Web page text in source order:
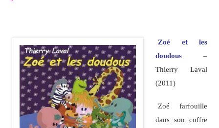
Zoé et les
doudous–
Thierry Laval
(2011)
Zoé farfouille
dans son coffre